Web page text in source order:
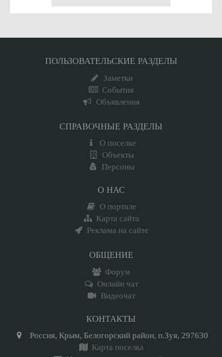
ПОЛЬЗОВАТЕЛЬСКИЕ РАЗДЕЛЫ
Заметки
События
Объявления
СПРАВОЧНЫЕ РАЗДЕЛЫ
О поселке
Объекты
Персоны
О НАС
О портале
Карта сайта
Реклама на сайте
ОБЩЕНИЕ
Форум
Онлайн чат
Видеочат
КОНТАКТЫ
Россия, Крым, Белогорский район, п.Зуя, 297630
Карта поселка